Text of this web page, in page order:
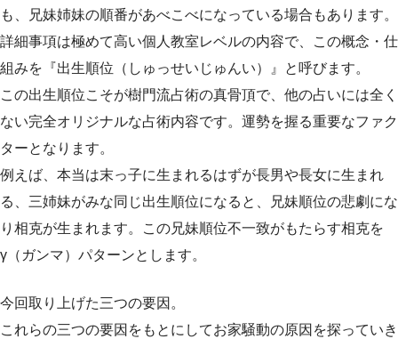
も、兄妹姉妹の順番があべこべになっている場合もあります。
詳細事項は極めて高い個人教室レベルの内容で、この概念・仕
組みを『出生順位（しゅっせいじゅんい）』と呼びます。
この出生順位こそが樹門流占術の真骨頂で、他の占いには全く
ない完全オリジナルな占術内容です。運勢を握る重要なファク
ターとなります。
例えば、本当は末っ子に生まれるはずが長男や長女に生まれ
る、三姉妹がみな同じ出生順位になると、兄妹順位の悲劇にな
り相克が生まれます。この兄妹順位不一致がもたらす相克を
γ（ガンマ）パターンとします。
今回取り上げた三つの要因。
これらの三つの要因をもとにしてお家騒動の原因を探っていき